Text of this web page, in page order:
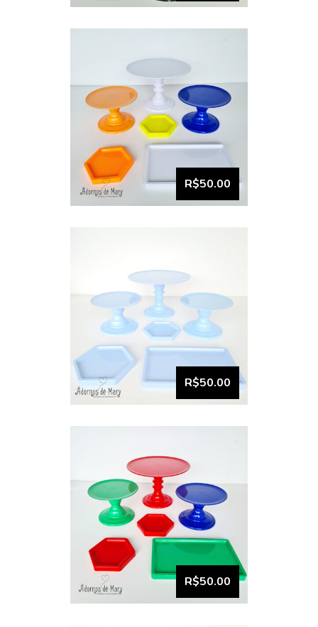
VISUALIZAR
R$50.00
VISUALIZAR
Bandeja e boleira kit
comemore (17)
R$50.00
VISUALIZAR
Bandeja e boleira kit
comemore (18)
R$50.00
Bandeja e boleira kit
comemore (16)